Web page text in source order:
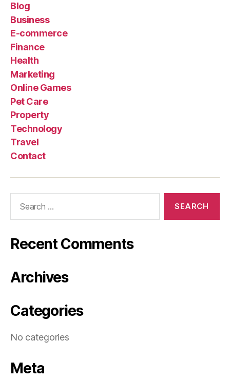
Blog
Business
E-commerce
Finance
Health
Marketing
Online Games
Pet Care
Property
Technology
Travel
Contact
Recent Comments
Archives
Categories
No categories
Meta